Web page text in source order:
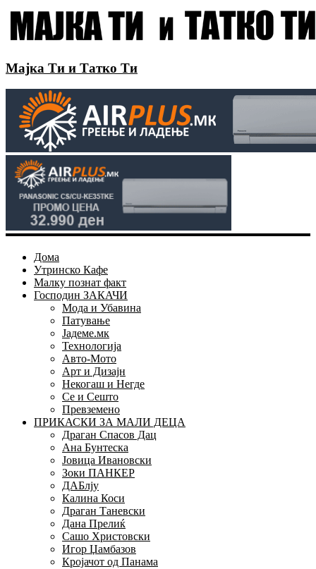
Мајка Ти и Татко Ти
Дома
Утринско Кафе
Малку познат факт
Господин ЗАКАЧИ
Мода и Убавина
Патување
Јадеме.мк
Технологија
Авто-Мото
Арт и Дизајн
Некогаш и Негде
Се и Сешто
Превземено
ПРИКАСКИ ЗА МАЛИ ДЕЦА
Драган Спасов Дац
Ана Бунтеска
Јовица Ивановски
Зоки ПАНКЕР
ДАБлју
Калина Коси
Драган Таневски
Дана Прелиќ
Сашо Христовски
Игор Џамбазов
Кројачот од Панама